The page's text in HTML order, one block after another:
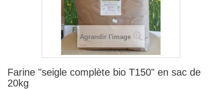
Agrandir l'image
Farine "seigle complète bio T150" en sac de
20kg